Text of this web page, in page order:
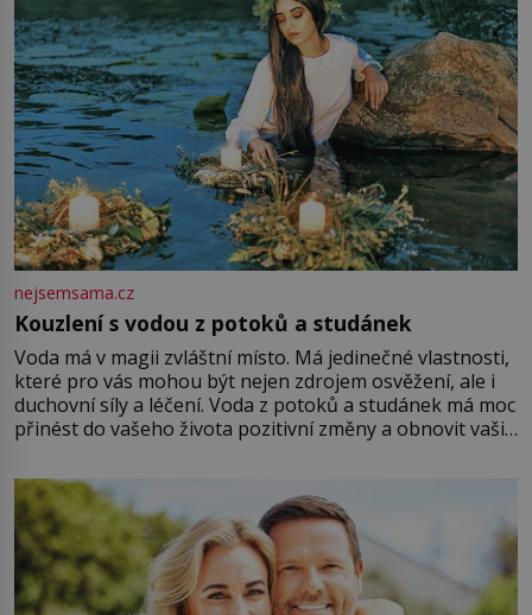
nejsemsama.cz
Kouzlení s vodou z potoků a studánek
Voda má v magii zvláštní místo. Má jedinečné vlastnosti,
které pro vás mohou být nejen zdrojem osvěžení, ale i
duchovní síly a léčení. Voda z potoků a studánek má moc
přinést do vašeho života pozitivní změny a obnovit vaši
můžete obohatit své rituály a přinést do svého života
větší harmonii a klid. Je důležité